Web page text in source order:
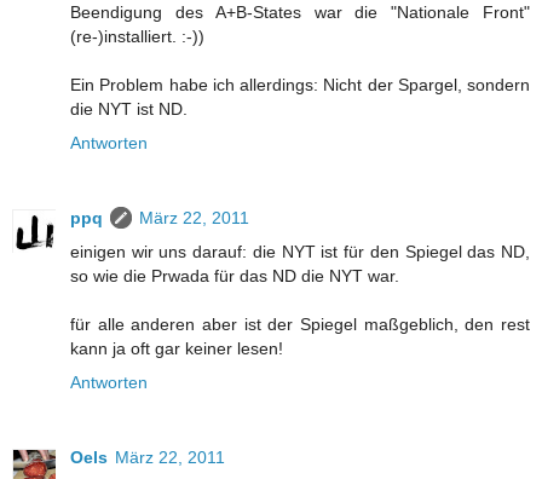
Beendigung des A+B-States war die "Nationale Front"
(re-)installiert. :-))
Ein Problem habe ich allerdings: Nicht der Spargel, sondern
die NYT ist ND.
Antworten
ppq
März 22, 2011
einigen wir uns darauf: die NYT ist für den Spiegel das ND,
so wie die Prwada für das ND die NYT war.
für alle anderen aber ist der Spiegel maßgeblich, den rest
kann ja oft gar keiner lesen!
Antworten
Oels März 22, 2011